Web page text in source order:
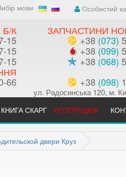
мови Особистий
К
15
15
15
66
ЗАПЧАСТИНИ
+38 (073)
+38 (099)
+38 (068)
+38 (098)
ул. Радосинська 120, м.
КНИГА СКАРГ РОЗПРОДАЖ
двери Круз